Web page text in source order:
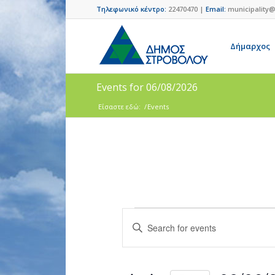
Τηλεφωνικό κέντρο: 22470470 | Email:
Δήμαρχος
Events for 06/08/2026
Είσαστε εδώ: /Events
Events
Search
and
Enter
Keyword.
Search